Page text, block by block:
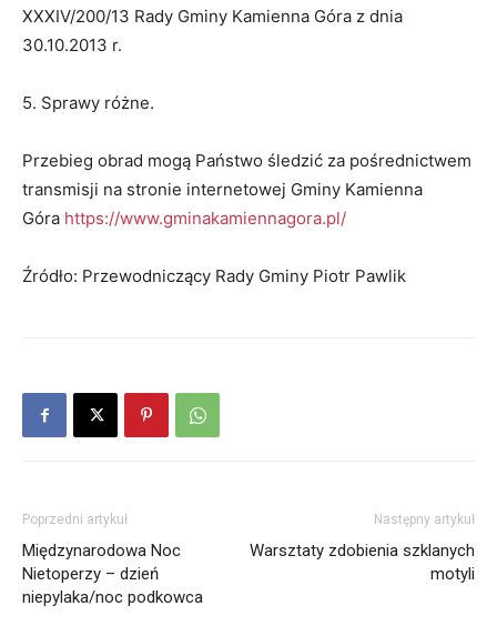
XXXIV/200/13 Rady Gminy Kamienna Góra z dnia
30.10.2013 r.
5. Sprawy różne.
Przebieg obrad mogą Państwo śledzić za pośrednictwem
transmisji na stronie internetowej Gminy Kamienna
Góra https://www.gminakamiennagora.pl/
Źródło: Przewodniczący Rady Gminy Piotr Pawlik
Poprzedni artykuł
Międzynarodowa Noc
Nietoperzy – dzień
niepylaka/noc podkowca
Następny artykuł
Warsztaty zdobienia szklanych
motyli